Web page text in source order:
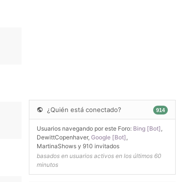
¿Quién está conectado? 914
Usuarios navegando por este Foro: Bing [Bot]
DewittCopenhaver, Google [Bot]
MartinaShows y 910 invitados
basados en usuarios activos en los últimos 60
minutos